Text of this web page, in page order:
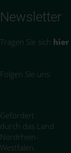
Newsletter
Tragen Sie sich hier
Folgen Sie uns:
Gefördert
durch das Land
Nordrhein-
Westfalen.